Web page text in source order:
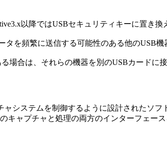
以降ではUSBセキュリティキーに置き換
を頻繁に送信する可能性のある他のUSB機
場合は、それらの機器を別のUSBカードに
システムを制御するように設計されたソ
キャプチャと処理の両方のインターフェー